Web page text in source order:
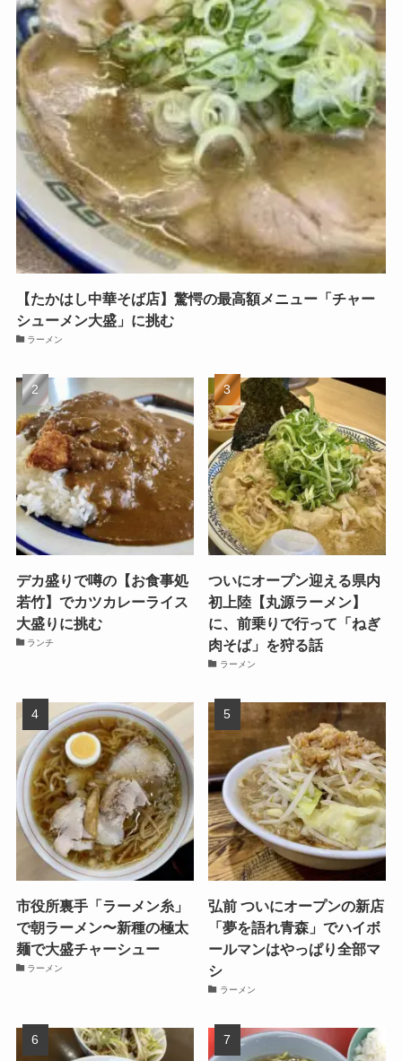
【たかはし中華そば店】驚愕の最高額メニュー「チャー
シューメン大盛」に挑む
ラーメン
デカ盛りで噂の【お食事処
若竹】でカツカレーライス
大盛りに挑む
ランチ
ついにオープン迎える県内
初上陸【丸源ラーメン】
に、前乗りで行って「ねぎ
肉そば」を狩る話
ラーメン
市役所裏手「ラーメン糸」
で朝ラーメン〜新種の極太
麺で大盛チャーシュー
ラーメン
弘前 ついにオープンの新店
「夢を語れ青森」でハイボ
ールマンはやっぱり全部マ
シ
ラーメン